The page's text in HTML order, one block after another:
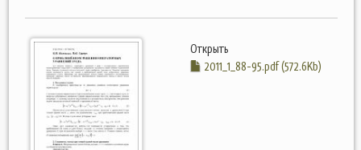
Открыть
2011_1_88-95.pdf (572.6Kb)